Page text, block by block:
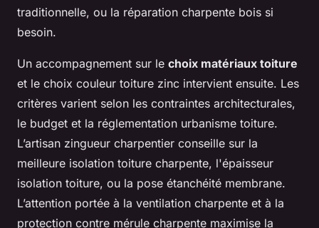
traditionnelle, ou la réparation charpente bois si
besoin.
Un accompagnement sur le choix matériaux toiture
et le choix couleur toiture zinc intervient ensuite. Les
critères varient selon les contraintes architecturales,
le budget et la réglementation urbanisme toiture.
L’artisan zingueur charpentier conseille sur la
meilleure isolation toiture charpente, l'épaisseur
isolation toiture, ou la pose étanchéité membrane.
L’attention portée à la ventilation charpente et à la
protection contre mérule charpente maximise la